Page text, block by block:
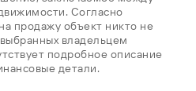
Согласно
продажу объект никто не
владельцем
подробное описание
детали.